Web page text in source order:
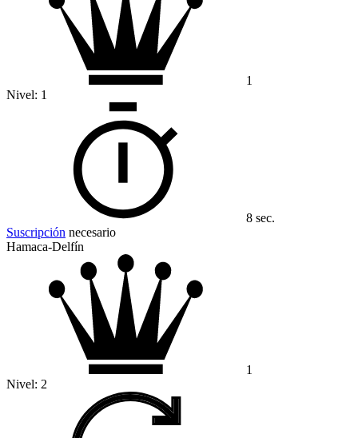
1
Nivel: 1
8 sec.
Suscripción necesario
Hamaca-Delfín
1
Nivel: 2